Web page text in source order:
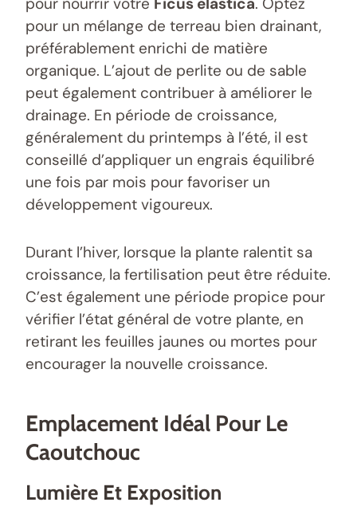
pour un mélange de terreau bien drainant,
préférablement enrichi de matière
organique. L’ajout de perlite ou de sable
peut également contribuer à améliorer le
drainage. En période de croissance,
généralement du printemps à l’été, il est
conseillé d’appliquer un engrais équilibré
une fois par mois pour favoriser un
développement vigoureux.
Durant l’hiver, lorsque la plante ralentit sa
croissance, la fertilisation peut être réduite.
C’est également une période propice pour
vérifier l’état général de votre plante, en
retirant les feuilles jaunes ou mortes pour
encourager la nouvelle croissance.
Emplacement Idéal Pour Le
Caoutchouc
Lumière Et Exposition